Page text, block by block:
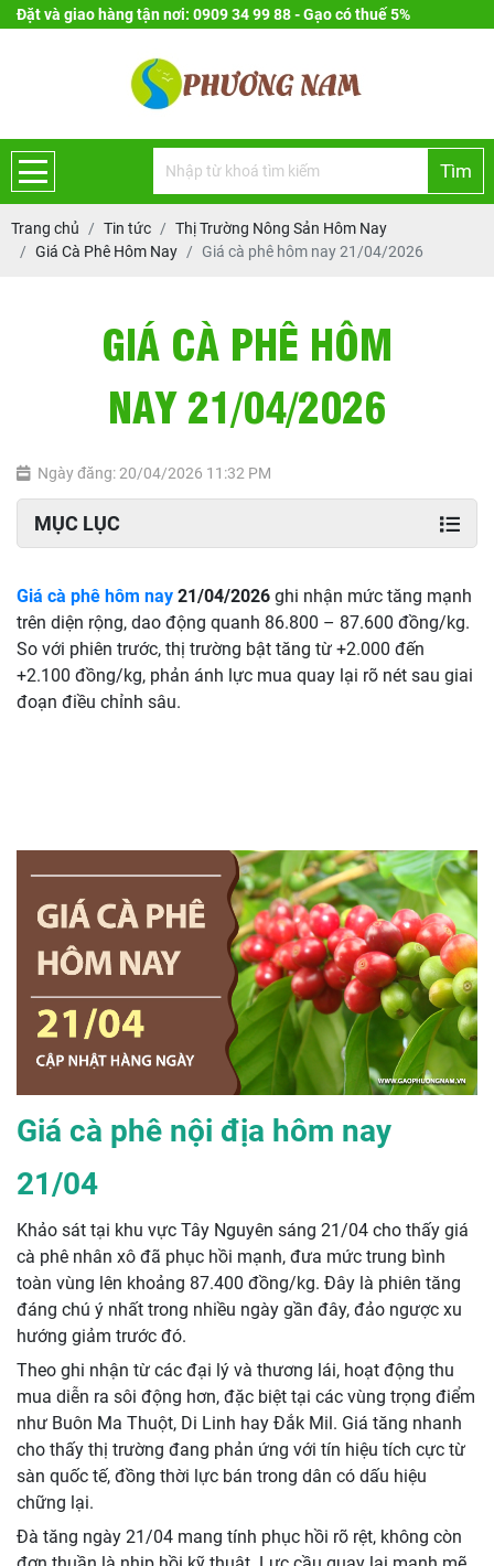
Đặt và giao hàng tận nơi: 0909 34 99 88 - Gạo có thuế 5%
Tìm
Trang chủ Tin tức
Thị Trường Nông Sản Hôm Nay
Giá Cà Phê Hôm Nay
Giá cà phê hôm nay 21/04/2026
GIÁ CÀ PHÊ HÔM
NAY 21/04/2026
Ngày đăng: 20/04/2026 11:32 PM
MỤC LỤC
Giá cà phê hôm nay 21/04/2026 ghi nhận mức tăng mạnh
trên diện rộng, dao động quanh 86.800 – 87.600 đồng/kg.
So với phiên trước, thị trường bật tăng từ +2.000 đến
+2.100 đồng/kg, phản ánh lực mua quay lại rõ nét sau giai
đoạn điều chỉnh sâu.
Giá cà phê nội địa hôm nay
21/04
Khảo sát tại khu vực Tây Nguyên sáng 21/04 cho thấy giá
cà phê nhân xô đã phục hồi mạnh, đưa mức trung bình
toàn vùng lên khoảng 87.400 đồng/kg. Đây là phiên tăng
đáng chú ý nhất trong nhiều ngày gần đây, đảo ngược xu
hướng giảm trước đó.
Theo ghi nhận từ các đại lý và thương lái, hoạt động thu
mua diễn ra sôi động hơn, đặc biệt tại các vùng trọng điểm
như Buôn Ma Thuột, Di Linh hay Đắk Mil. Giá tăng nhanh
cho thấy thị trường đang phản ứng với tín hiệu tích cực từ
sàn quốc tế, đồng thời lực bán trong dân có dấu hiệu
chững lại.
Đà tăng ngày 21/04 mang tính phục hồi rõ rệt, không còn